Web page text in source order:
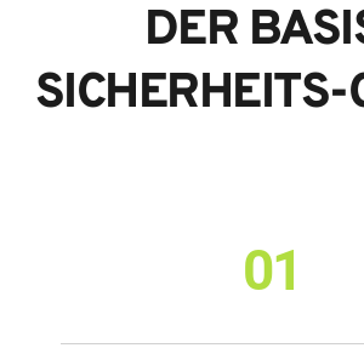
DER
SICHERHEITS-
01